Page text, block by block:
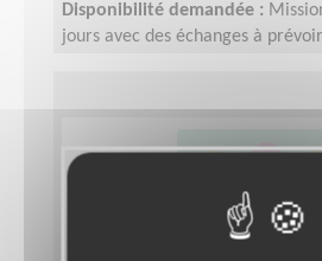
Disponibilité demandée :
jours avec des échanges à
2026. Identification du profil :
10 juillet 2026. Montage : à